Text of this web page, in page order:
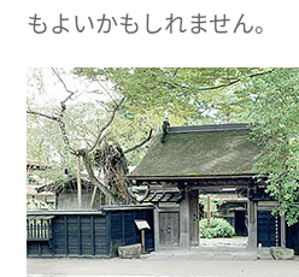
もよいかもしれません。